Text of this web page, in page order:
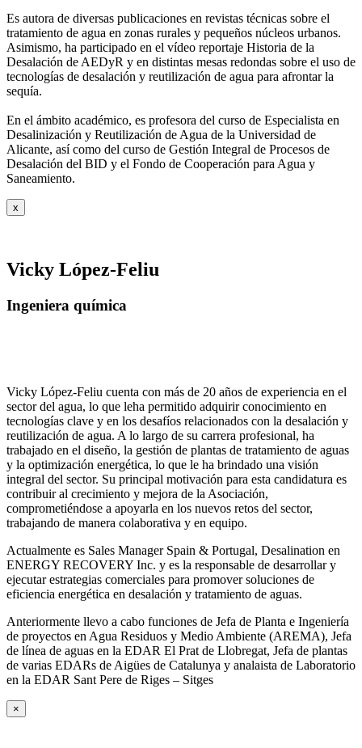
Es autora de diversas publicaciones en revistas técnicas sobre el
tratamiento de agua en zonas rurales y pequeños núcleos urbanos.
Asimismo, ha participado en el vídeo reportaje Historia de la
Desalación de AEDyR y en distintas mesas redondas sobre el uso de
tecnologías de desalación y reutilización de agua para afrontar la
sequía.
En el ámbito académico, es profesora del curso de Especialista en
Desalinización y Reutilización de Agua de la Universidad de
Alicante, así como del curso de Gestión Integral de Procesos de
Desalación del BID y el Fondo de Cooperación para Agua y
Saneamiento.
x
Vicky López-Feliu
Ingeniera química
Vicky López-Feliu cuenta con más de 20 años de experiencia en el
sector del agua, lo que leha permitido adquirir conocimiento en
tecnologías clave y en los desafíos relacionados con la desalación y
reutilización de agua. A lo largo de su carrera profesional, ha
trabajado en el diseño, la gestión de plantas de tratamiento de aguas
y la optimización energética, lo que le ha brindado una visión
integral del sector. Su principal motivación para esta candidatura es
contribuir al crecimiento y mejora de la Asociación,
comprometiéndose a apoyarla en los nuevos retos del sector,
trabajando de manera colaborativa y en equipo.
Actualmente es Sales Manager Spain & Portugal, Desalination en
ENERGY RECOVERY Inc. y es la responsable de desarrollar y
ejecutar estrategias comerciales para promover soluciones de
eficiencia energética en desalación y tratamiento de aguas.
Anteriormente llevo a cabo funciones de Jefa de Planta e Ingeniería
de proyectos en Agua Residuos y Medio Ambiente (AREMA), Jefa
de línea de aguas en la EDAR El Prat de Llobregat, Jefa de plantas
de varias EDARs de Aigües de Catalunya y analaista de Laboratorio
en la EDAR Sant Pere de Riges – Sitges
×